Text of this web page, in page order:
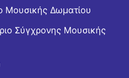
Μουσικής Δωματίου
Σύγχρονης Μουσικής